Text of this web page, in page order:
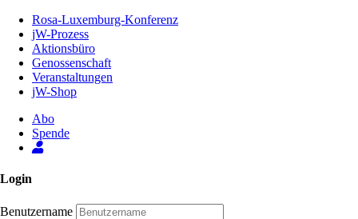
Inhalt
Seite
Rosa-Luxemburg-Konferenz
jW-Prozess
Aktionsbüro
Genossenschaft
Veranstaltungen
jW-Shop
Abo
Spende
Login
Benutzername